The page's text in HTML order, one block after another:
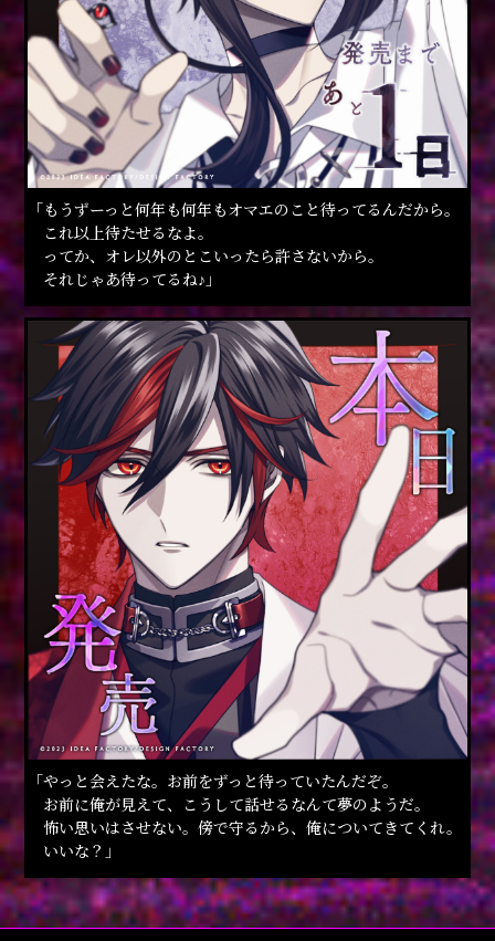
「もうずーっと何年も何年もオマエのこと待ってるんだから。
これ以上待たせるなよ。
ってか、オレ以外のとこいったら許さないから。
それじゃあ待ってるね♪」
「やっと会えたな。お前をずっと待っていたんだぞ。
お前に俺が見えて、こうして話せるなんて夢のようだ。
怖い思いはさせない。傍で守るから、俺についてきてくれ。
いいな？」